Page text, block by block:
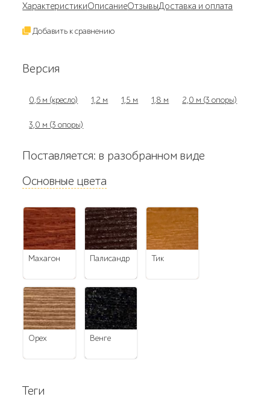
ХарактеристикиОписаниеОтзывыДоставка и оплата
Добавить к сравнению
Версия
0,6 м (кресло) 1,2 м 1,5 м 1,8 м 2,0 м (3 опоры)
3,0 м (3 опоры)
Поставляется: в разобранном виде
Основные цвета
махагон палисандр тик
орех венге
Теги